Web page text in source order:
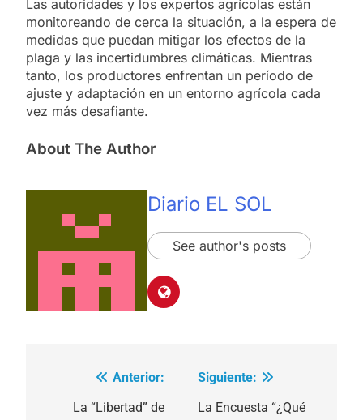
Las autoridades y los expertos agrícolas están
monitoreando de cerca la situación, a la espera de
medidas que puedan mitigar los efectos de la
plaga y las incertidumbres climáticas. Mientras
tanto, los productores enfrentan un período de
ajuste y adaptación en un entorno agrícola cada
vez más desafiante.
About The Author
Diario EL SOL
See author's posts
Navegación
Anterior:
La “Libertad” de
Siguiente:
La Encuesta “¿Qué